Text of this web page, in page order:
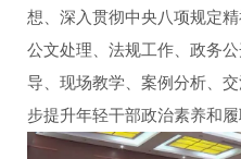
想、深入贯彻中央八项规定
公文处理、法规工作、政务
导、现场教学、案例分析、
步提升年轻干部政治素养和履